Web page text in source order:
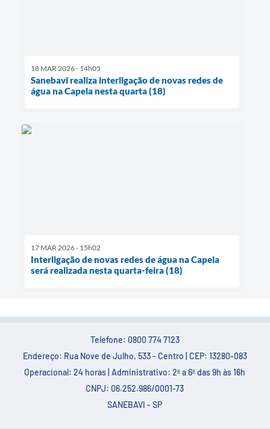
18 MAR 2026 - 14h05
Sanebavi realiza interligação de novas redes de
água na Capela nesta quarta (18)
17 MAR 2026 - 15h02
Interligação de novas redes de água na Capela
será realizada nesta quarta-feira (18)
Telefone: 0800 774 7123
Endereço: Rua Nove de Julho, 533 - Centro | CEP: 13280-083
Operacional: 24 horas | Administrativo: 2ª a 6ª das 9h às 16h
CNPJ: 06.252.986/0001-73
SANEBAVI - SP